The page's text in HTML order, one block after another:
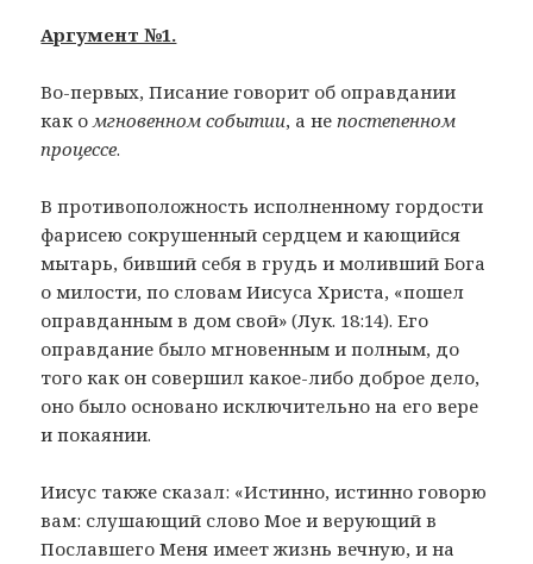
Аргумент №1.
Во-первых, Писание говорит об оправдании
как омгновенном событии, а непостепенном
процессе.
В противоположность исполненному гордости
фарисею сокрушенный сердцем и кающийся
мытарь, бивший себя в грудь и моливший Бога
о милости, по словам Иисуса Христа, «пошел
оправданным в дом свой» (Лук. 18:14). Его
оправдание было мгновенным и полным, до
того как он совершил какое-либо доброе дело,
оно было основано исключительно на его вере
и покаянии.
Иисус также сказал: «Истинно, истинно говорю
вам: слушающий слово Мое и верующий в
Пославшего Меня имеет жизнь вечную, и на